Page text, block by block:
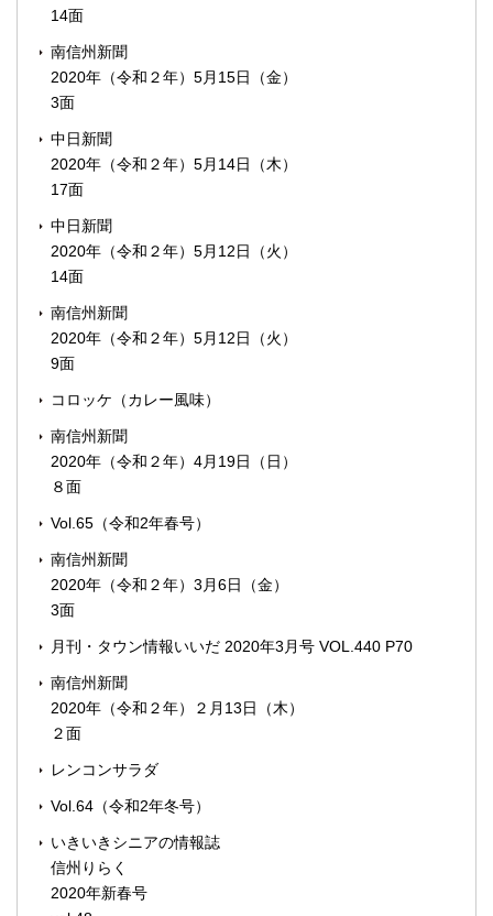
14面
南信州新聞
2020年（令和２年）5月15日（金）
3面
中日新聞
2020年（令和２年）5月14日（木）
17面
中日新聞
2020年（令和２年）5月12日（火）
14面
南信州新聞
2020年（令和２年）5月12日（火）
9面
コロッケ（カレー風味）
南信州新聞
2020年（令和２年）4月19日（日）
８面
Vol.65（令和2年春号）
南信州新聞
2020年（令和２年）3月6日（金）
3面
月刊・タウン情報いいだ 2020年3月号 VOL.440 P70
南信州新聞
2020年（令和２年）２月13日（木）
２面
レンコンサラダ
Vol.64（令和2年冬号）
いきいきシニアの情報誌
信州りらく
2020年新春号